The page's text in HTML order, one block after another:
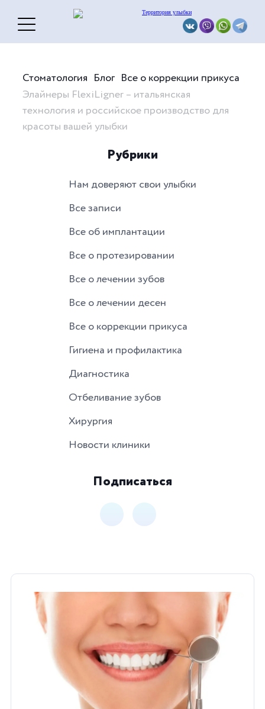
Стоматология Блог Все о коррекции прикуса
Элайнеры FlexiLigner – итальянская
технология и российское производство для
красоты вашей улыбки
Рубрики
Нам доверяют свои улыбки
Все записи
Все об имплантации
Все о протезировании
Все о лечении зубов
Все о лечении десен
Все о коррекции прикуса
Гигиена и профилактика
Диагностика
Отбеливание зубов
Хирургия
Новости клиники
Подписаться